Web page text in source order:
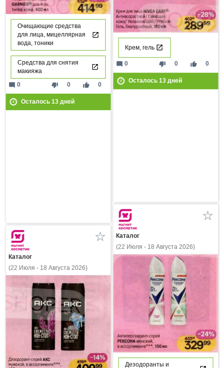
Очищающие средства
для лица, мицеллярная
вода, тоники
Средства для снятия
макияжа
thumb_down 0 thumb_up 0
mode_comment 0
Осталось 13дней
Крем, гель
thumb_down 0 thumb_up 0
mode_comment 0
Осталось 13дней
Каталог
(22 Июля - 18 Августа 2026)
Дезодоранты и
Каталог
(22 Июля - 18 Августа 2026)